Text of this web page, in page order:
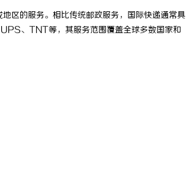
区的服务。相比传统邮政服务，国际快递通常具
、TNT等，其服务范围覆盖全球多数国家和